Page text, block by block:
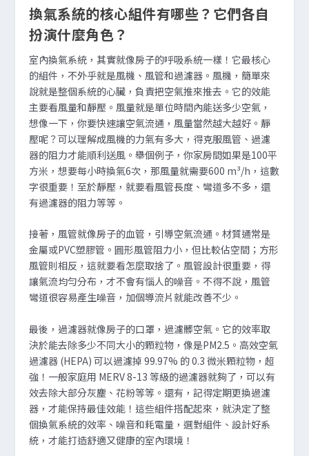
換氣系統的核心組件有哪些？它們各自
扮演什麼角色？
室內換氣系統，其實就像房子的呼吸系統一樣！它最核心
的組件，不外乎就是風機、風管和過濾器。風機，簡單來
說就是整個系統的心臟，負責把空氣推來推去。它的效能
主要看風量和靜壓。風量就是單位時間內能送多少空氣，
想像一下，你要快速讓空氣流通，風量當然越大越好。靜
壓呢？可以理解成風機的力氣有多大，得克服風管、過濾
器的阻力才能順利送風。舉個例子，你家房間如果是100平
方米，想要每小時換氣6次，那風量就需要600 m³/h，這數
字很重要！至於靜壓，就要看風管長度、彎道多不多，還
有過濾器的阻力等等。
接著，風管就像房子的血管，引導空氣流通。材質通常是
金屬或PVC塑膠管。圓形風管阻力小，但比較佔空間；方形
風管則相反，這就要看怎麼取捨了。風管設計很重要，得
讓氣流均勻分布，才不會有惱人的噪音。不得不說，風管
彎道很容易產生噪音，加個導流片就能改善不少。
最後，過濾器就像房子的口罩，過濾髒空氣。它的效率取
決於能去除多少不同大小的顆粒物，像是PM2.5。高效空氣
過濾器 (HEPA) 可以過濾掉 99.97% 的 0.3 微米顆粒物，超
強！一般家庭用 MERV 8-13 等級的過濾器就夠了，可以有
效去除大部分灰塵、花粉等等。還有，記得定期更換過濾
器，才能保持最佳效能！這些組件搭配起來，就決定了整
個換氣系統的效率、噪音和耗電量，選對組件、設計好系
統，才能打造舒適又健康的室內環境！